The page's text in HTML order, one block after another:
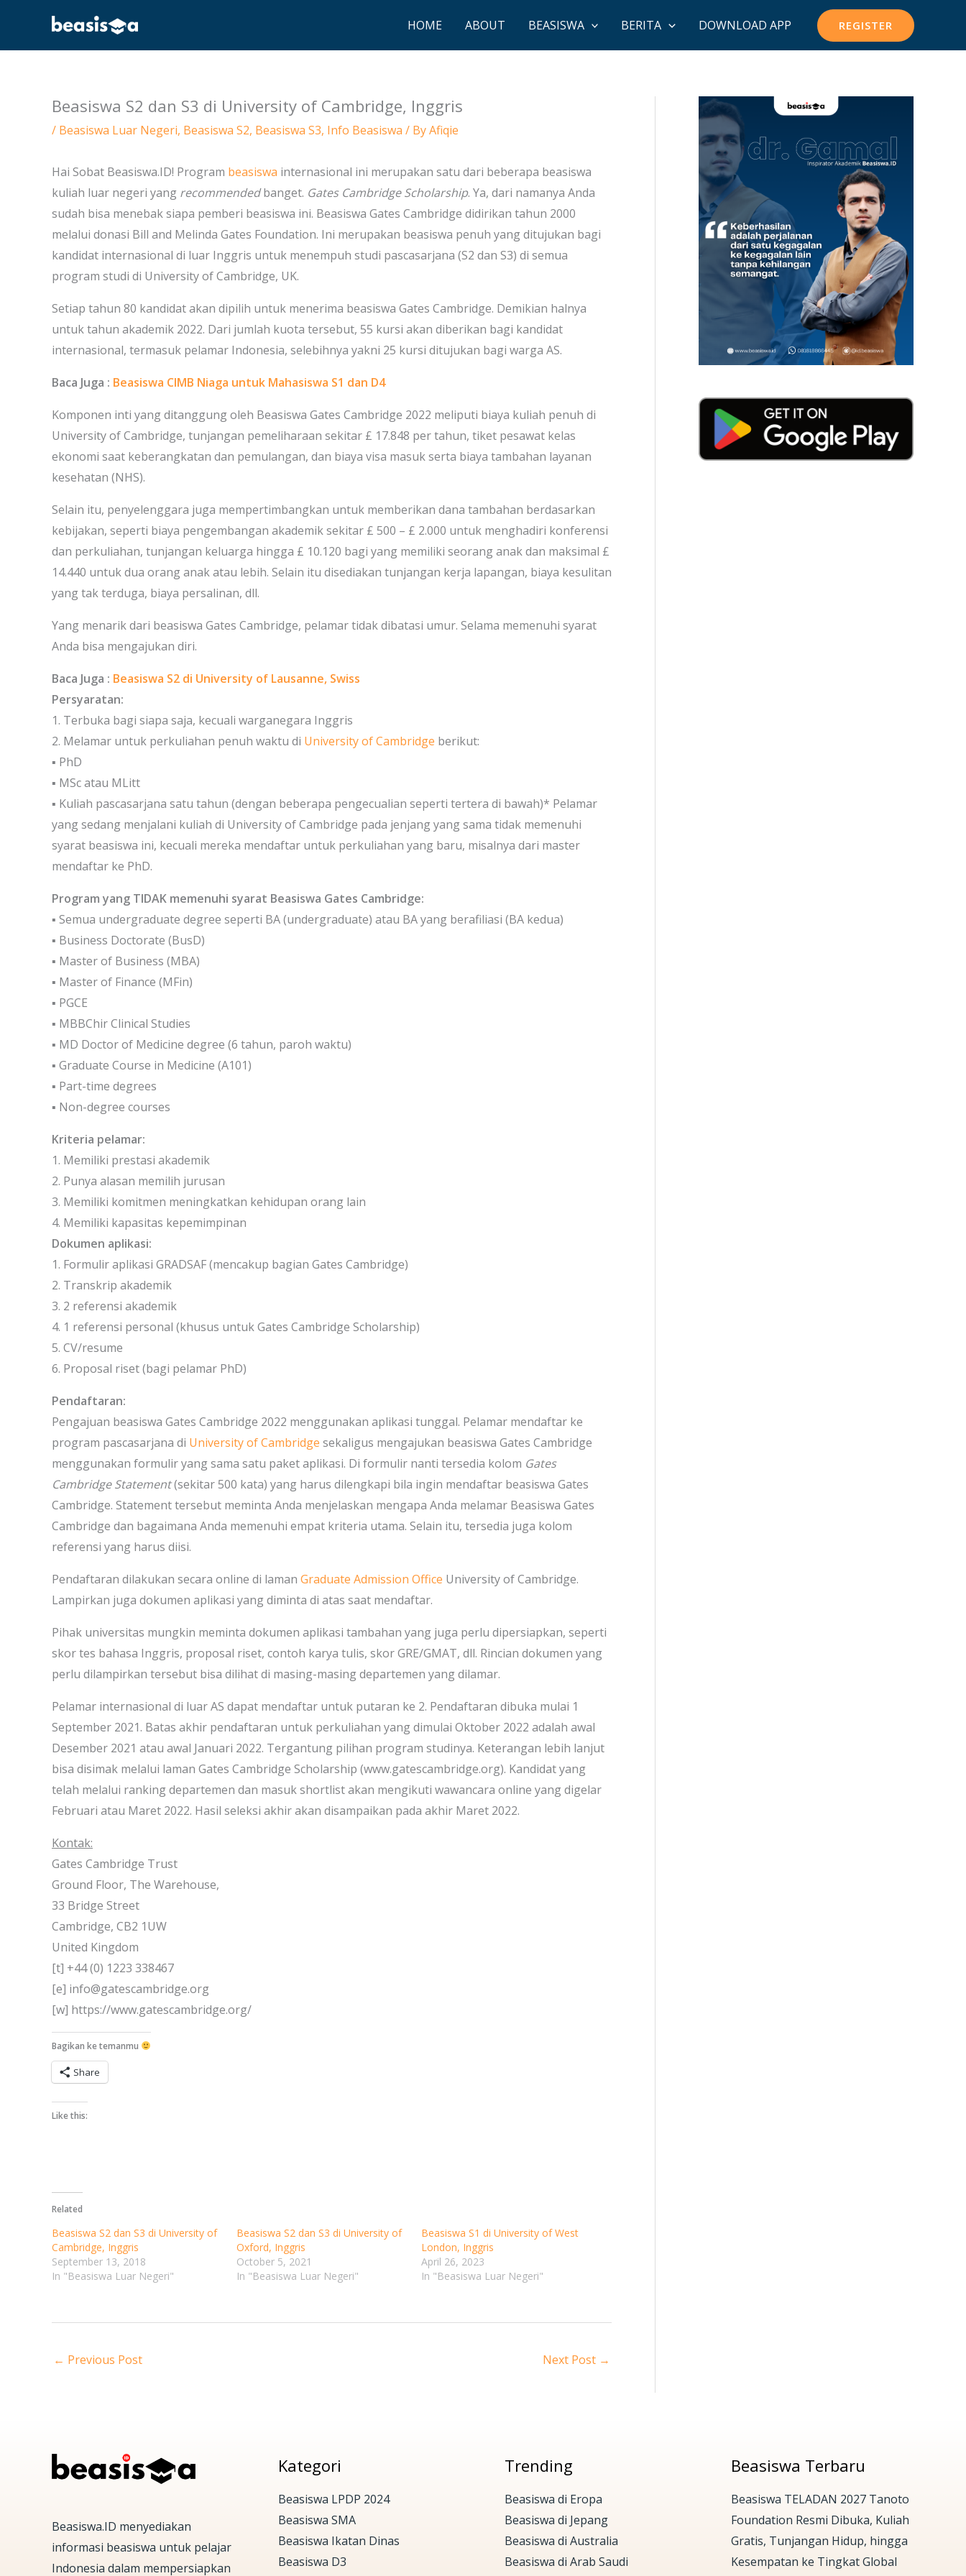
content
HOME ABOUT BEASISWA BERITA DOWNLOAD APP REGISTER
Beasiswa S2 dan S3 di University of Cambridge, Inggris
/ Beasiswa Luar Negeri, Beasiswa S2, Beasiswa S3, Info Beasiswa / ByAfiqie
Hai Sobat Beasiswa.ID! Program beasiswa internasional ini merupakan satu dari beberapa beasiswa
kuliah luar negeri yang recommendedbanget. Gates Cambridge Scholarship. Ya, dari namanya Anda
sudah bisa menebak siapa pemberi beasiswa ini. Beasiswa Gates Cambridge didirikan tahun 2000
melalui donasi Bill and Melinda Gates Foundation. Ini merupakan beasiswa penuh yang ditujukan bagi
kandidat internasional di luar Inggris untuk menempuh studi pascasarjana (S2 dan S3) di semua
program studi di University of Cambridge, UK.
Setiap tahun 80 kandidat akan dipilih untuk menerima beasiswa Gates Cambridge. Demikian halnya
untuk tahun akademik 2022. Dari jumlah kuota tersebut, 55 kursi akan diberikan bagi kandidat
internasional, termasuk pelamar Indonesia, selebihnya yakni 25 kursi ditujukan bagi warga AS.
Baca Juga : Beasiswa CIMB Niaga untuk Mahasiswa S1 dan D4
Komponen inti yang ditanggung oleh Beasiswa Gates Cambridge 2022 meliputi biaya kuliah penuh di
University of Cambridge, tunjangan pemeliharaan sekitar £ 17.848 per tahun, tiket pesawat kelas
ekonomi saat keberangkatan dan pemulangan, dan biaya visa masuk serta biaya tambahan layanan
kesehatan (NHS).
Selain itu, penyelenggara juga mempertimbangkan untuk memberikan dana tambahan berdasarkan
kebijakan, seperti biaya pengembangan akademik sekitar £ 500 – £ 2.000 untuk menghadiri konferensi
dan perkuliahan, tunjangan keluarga hingga £ 10.120 bagi yang memiliki seorang anak dan maksimal £
14.440 untuk dua orang anak atau lebih. Selain itu disediakan tunjangan kerja lapangan, biaya kesulitan
yang tak terduga, biaya persalinan, dll.
Yang menarik dari beasiswa Gates Cambridge, pelamar tidak dibatasi umur. Selama memenuhi syarat
Anda bisa mengajukan diri.
Baca Juga : Beasiswa S2 di University of Lausanne, Swiss
Persyaratan:
1. Terbuka bagi siapa saja, kecuali warganegara Inggris
2. Melamar untuk perkuliahan penuh waktu di University of Cambridge berikut:
▪ PhD
▪ MSc atau MLitt
▪ Kuliah pascasarjana satu tahun (dengan beberapa pengecualian seperti tertera di bawah)* Pelamar
yang sedang menjalani kuliah di University of Cambridge pada jenjang yang sama tidak memenuhi
syarat beasiswa ini, kecuali mereka mendaftar untuk perkuliahan yang baru, misalnya dari master
mendaftar ke PhD.
Program yang TIDAK memenuhi syarat Beasiswa Gates Cambridge:
▪ Semua undergraduate degree seperti BA (undergraduate) atau BA yang berafiliasi (BA kedua)
▪ Business Doctorate (BusD)
▪ Master of Business (MBA)
▪ Master of Finance (MFin)
▪ PGCE
▪ MBBChir Clinical Studies
▪ MD Doctor of Medicine degree (6 tahun, paroh waktu)
▪ Graduate Course in Medicine (A101)
▪ Part-time degrees
▪ Non-degree courses
Kriteria pelamar:
1. Memiliki prestasi akademik
2. Punya alasan memilih jurusan
3. Memiliki komitmen meningkatkan kehidupan orang lain
4. Memiliki kapasitas kepemimpinan
Dokumen aplikasi:
1. Formulir aplikasi GRADSAF (mencakup bagian Gates Cambridge)
2. Transkrip akademik
3. 2 referensi akademik
4. 1 referensi personal (khusus untuk Gates Cambridge Scholarship)
5. CV/resume
6. Proposal riset (bagi pelamar PhD)
Pendaftaran:
Pengajuan beasiswa Gates Cambridge 2022 menggunakan aplikasi tunggal. Pelamar mendaftar ke
program pascasarjana di University of Cambridge sekaligus mengajukan beasiswa Gates Cambridge
menggunakan formulir yang sama satu paket aplikasi. Di formulir nanti tersedia kolom Gates
Cambridge Statement(sekitar 500 kata) yang harus dilengkapi bila ingin mendaftar beasiswa Gates
Cambridge. Statement tersebut meminta Anda menjelaskan mengapa Anda melamar Beasiswa Gates
Cambridge dan bagaimana Anda memenuhi empat kriteria utama. Selain itu, tersedia juga kolom
referensi yang harus diisi.
Pendaftaran dilakukan secara online di laman Graduate Admission Office University of Cambridge.
Lampirkan juga dokumen aplikasi yang diminta di atas saat mendaftar.
Pihak universitas mungkin meminta dokumen aplikasi tambahan yang juga perlu dipersiapkan, seperti
skor tes bahasa Inggris, proposal riset, contoh karya tulis, skor GRE/GMAT, dll. Rincian dokumen yang
perlu dilampirkan tersebut bisa dilihat di masing-masing departemen yang dilamar.
Pelamar internasional di luar AS dapat mendaftar untuk putaran ke 2. Pendaftaran dibuka mulai 1
September 2021. Batas akhir pendaftaran untuk perkuliahan yang dimulai Oktober 2022 adalah awal
Desember 2021 atau awal Januari 2022. Tergantung pilihan program studinya. Keterangan lebih lanjut
bisa disimak melalui laman Gates Cambridge Scholarship (www.gatescambridge.org). Kandidat yang
telah melalui ranking departemen dan masuk shortlist akan mengikuti wawancara online yang digelar
Februari atau Maret 2022. Hasil seleksi akhir akan disampaikan pada akhir Maret 2022.
Kontak:
Gates Cambridge Trust
Ground Floor, The Warehouse,
33 Bridge Street
Cambridge, CB2 1UW
United Kingdom
[t] +44 (0) 1223 338467
[e] info@gatescambridge.org
[w] https://www.gatescambridge.org/
Bagikan ke temanmu
Share
Like this:
Related
Beasiswa S2 dan S3 di University of
Cambridge, Inggris
September 13, 2018
In "Beasiswa Luar Negeri"
Beasiswa S2 dan S3 di University of
Oxford, Inggris
October 5, 2021
In "Beasiswa Luar Negeri"
Beasiswa S1 di University of West
London, Inggris
April 26, 2023
In "Beasiswa Luar Negeri"
← Previous Post Next Post →
Beasiswa.ID menyediakan
informasi beasiswa untuk pelajar
Indonesia dalam mempersiapkan
Kategori
Beasiswa LPDP 2024
Beasiswa SMA
Beasiswa Ikatan Dinas
Beasiswa D3
Trending
Beasiswa di Eropa
Beasiswa di Jepang
Beasiswa di Australia
Beasiswa di Arab Saudi
Beasiswa Terbaru
Beasiswa TELADAN 2027 Tanoto
Foundation Resmi Dibuka, Kuliah
Gratis, Tunjangan Hidup, hingga
Kesempatan ke Tingkat Global